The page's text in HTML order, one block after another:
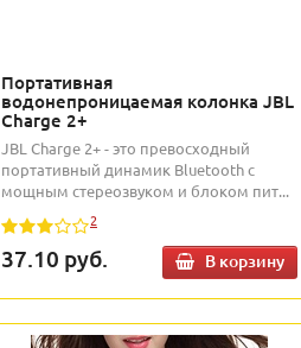
Портативная
водонепроницаемая колонка JBL
Charge 2+
JBL Charge 2+ - это превосходный
портативный динамик Bluetooth с
мощным стереозвуком и блоком пит...
2
37.10 руб. В корзину